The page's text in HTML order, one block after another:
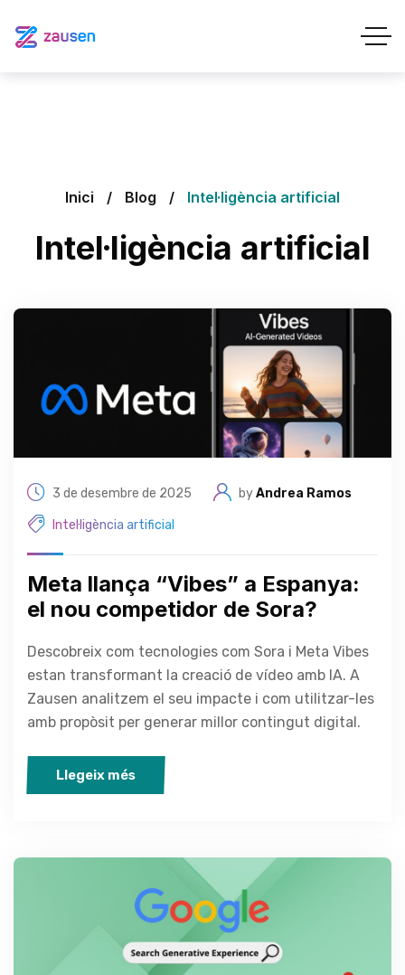
Inici Blog Intel·ligència artificial
Intel·ligència artificial
3 de desembre de 2025 byAndrea Ramos
Intel·ligència artificial
Meta llança “Vibes” a Espanya:
el nou competidor de Sora?
Descobreix com tecnologies com Sora i Meta Vibes
estan transformant la creació de vídeo amb IA. A
Zausen analitzem el seu impacte i com utilitzar-les
amb propòsit per generar millor contingut digital.
Llegeix més